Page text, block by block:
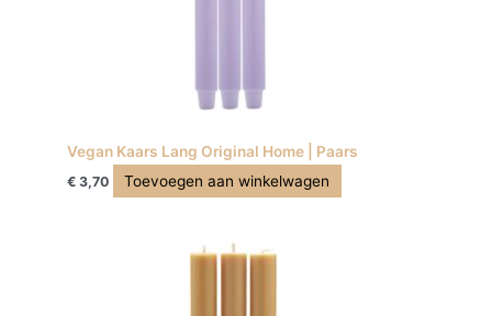
Vegan Kaars Lang Original Home | Paars
€ 3,70 Toevoegen aan winkelwagen